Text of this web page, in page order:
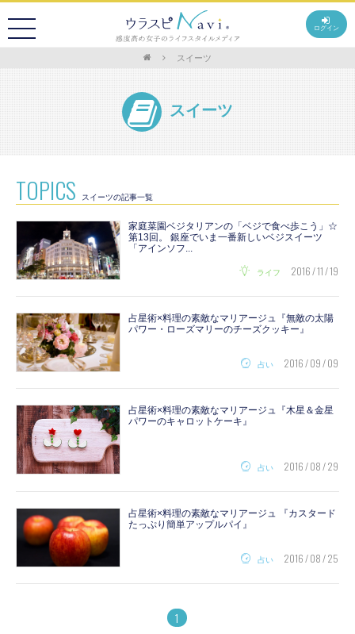
ログイン
スイーツ
スイーツ
TOPICS スイーツの記事一覧
家庭菜園ベジタリアンの「ベジで食べ歩こう」☆
第13回。 銀座でいま一番新しいベジスイーツ
「アインソフ...
ライフ 2016 / 11 / 19
占星術×料理の素敵なマリアージュ『無敵の太陽
パワー・ローズマリーのチーズクッキー』
占い 2016 / 09 / 09
占星術×料理の素敵なマリアージュ『木星＆金星
パワーのキャロットケーキ』
占い 2016 / 08 / 29
占星術×料理の素敵なマリアージュ 『カスタード
たっぷり簡単アップルパイ』
占い 2016 / 08 / 25
1